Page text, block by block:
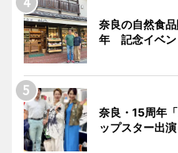
奈良の自然食
年 記念イベン
奈良・15周年
ップスター出